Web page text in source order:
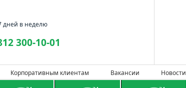
дней в неделю
300-10-01
Корпоративным клиентам Вакансии Новости